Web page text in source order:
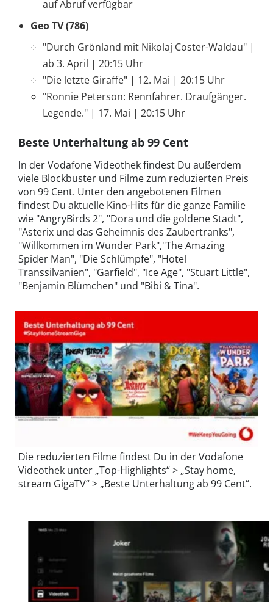
auf Abruf verfügbar
Geo TV (786)
"Durch Grönland mit Nikolaj Coster-Waldau" |
ab 3. April | 20:15 Uhr
"Die letzte Giraffe" | 12. Mai | 20:15 Uhr
"Ronnie Peterson: Rennfahrer. Draufgänger.
Legende." | 17. Mai | 20:15 Uhr
Beste Unterhaltung ab 99 Cent
In der Vodafone Videothek findest Du außerdem
viele Blockbuster und Filme zum reduzierten Preis
von 99 Cent. Unter den angebotenen Filmen
findest Du aktuelle Kino-Hits für die ganze Familie
wie "AngryBirds 2", "Dora und die goldene Stadt",
"Asterix und das Geheimnis des Zaubertranks",
"Willkommen im Wunder Park","The Amazing
Spider Man", "Die Schlümpfe", "Hotel
Transsilvanien", "Garfield", "Ice Age", "Stuart Little",
"Benjamin Blümchen" und "Bibi & Tina".
Die reduzierten Filme findest Du in der Vodafone
Videothek unter „Top-Highlights“ > „Stay home,
stream GigaTV“ > „Beste Unterhaltung ab 99 Cent“.